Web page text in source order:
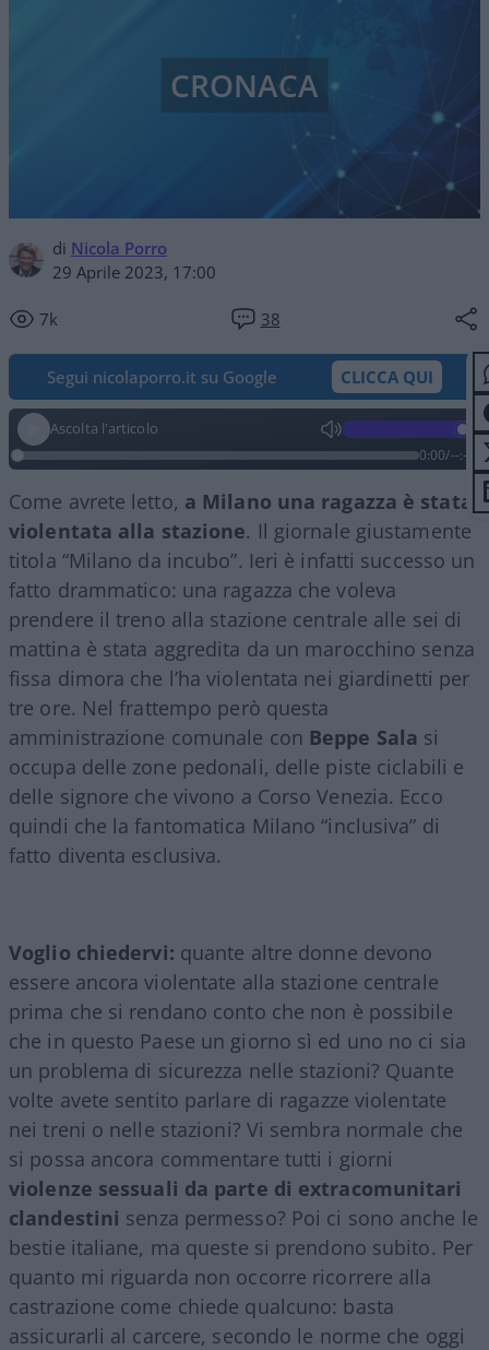
di Nicola Porro
29 Aprile 2023, 17:00
7k 38
CRONACA
Segui nicolaporro.it su Google CLICCA QUI
Ascolta l'articolo
0:00/--:--
Come avrete letto, a Milano una ragazza è stata
violentata alla stazione. Il giornale giustamente
titola “Milano da incubo”. Ieri è infatti successo un
fatto drammatico: una ragazza che voleva
prendere il treno alla stazione centrale alle sei di
mattina è stata aggredita da un marocchino senza
fissa dimora che l’ha violentata nei giardinetti per
tre ore. Nel frattempo però questa
amministrazione comunale con Beppe Sala si
occupa delle zone pedonali, delle piste ciclabili e
delle signore che vivono a Corso Venezia. Ecco
quindi che la fantomatica Milano “inclusiva” di
fatto diventa esclusiva.
Voglio chiedervi: quante altre donne devono
essere ancora violentate alla stazione centrale
prima che si rendano conto che non è possibile
che in questo Paese un giorno sì ed uno no ci sia
un problema di sicurezza nelle stazioni? Quante
volte avete sentito parlare di ragazze violentate
nei treni o nelle stazioni? Vi sembra normale che
si possa ancora commentare tutti i giorni
violenze sessuali da parte di extracomunitari
clandestini senza permesso? Poi ci sono anche le
bestie italiane, ma queste si prendono subito. Per
quanto mi riguarda non occorre ricorrere alla
castrazione come chiede qualcuno: basta
assicurarli al carcere, secondo le norme che oggi